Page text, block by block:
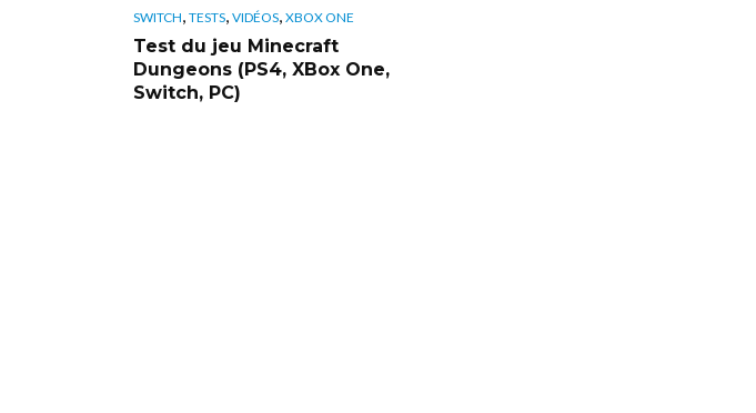
SWITCH, TESTS, VIDÉOS, XBOX ONE
Test du jeu Minecraft
Dungeons (PS4, XBox One,
Switch, PC)